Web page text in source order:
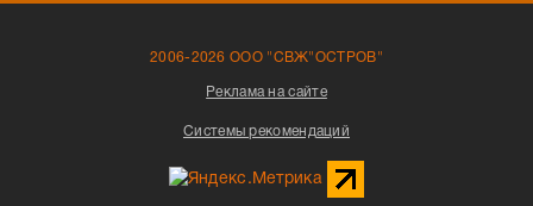
2006-2026 ООО "СВЖ"ОСТРОВ"
Реклама на сайте
Системы рекомендаций